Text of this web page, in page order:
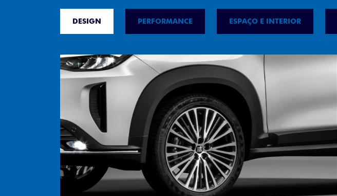
DESIGN PERFORMANCE ESPAÇO E INTERIOR